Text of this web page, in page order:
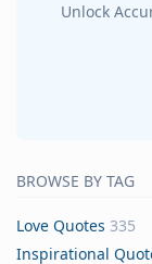
Unlock
BROWSE BY TAG
Love Quotes 335
Inspirational